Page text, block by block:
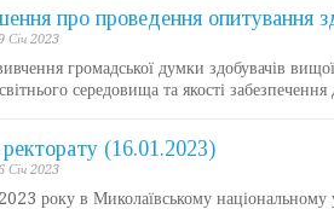
про проведення опитування
Січ 2023
громадської думки здобувачів вищої
середовища та якості
ректорату (16.01.2023)
Січ 2023
року в Миколаївському національному